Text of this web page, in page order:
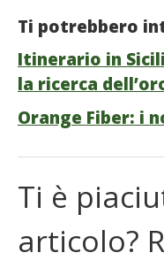
Ti potrebbero
Itinerario in
la ricerca
Orange Fiber: i
Ti è
articolo?